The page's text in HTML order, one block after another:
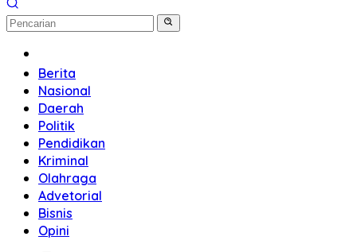
Berita
Nasional
Daerah
Politik
Pendidikan
Kriminal
Olahraga
Advetorial
Bisnis
Opini